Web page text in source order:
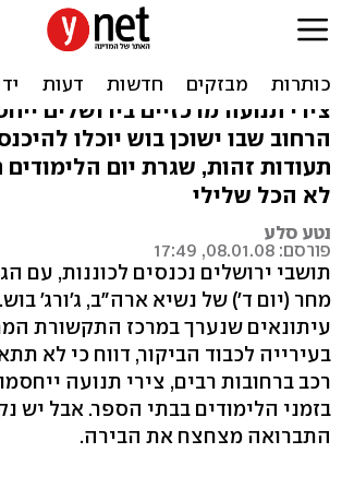
הצד החיובי של
מנקים את ירושלים
צירי תנועה מרכזיים בירושלים
הרחוב שבו ישוכן בוש יוכלו
תעודות זהות, שגרת יום
לא הכל שלילי
נטע סלע
פורסם: 08.01.08, 17:49
תושבי ירושלים נכנסים לכוננות, עם
מחר (יום ד') של נשיא ארה"ב, ג'ורג'
עיתונאים שנערך במרכז התקשורת
בעירייה לכבוד הביקור, דווח כי לא
רכב ברחובות רבים, צירי תנועה
בזמני הלימודים בבתי הספר. אבל יש
התברואה מצחצח את הבירה.